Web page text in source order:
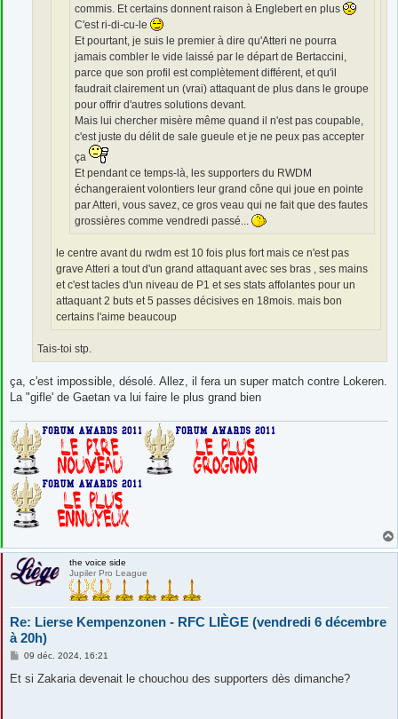
commis. Et certains donnent raison à Englebert en plus
C'est ri-di-cu-le
Et pourtant, je suis le premier à dire qu'Atteri ne pourra
jamais combler le vide laissé par le départ de Bertaccini,
parce que son profil est complètement différent, et qu'il
faudrait clairement un (vrai) attaquant de plus dans le groupe
pour offrir d'autres solutions devant.
Mais lui chercher misère même quand il n'est pas coupable,
c'est juste du délit de sale gueule et je ne peux pas accepter
ça
Et pendant ce temps-là, les supporters du RWDM
échangeraient volontiers leur grand cône qui joue en pointe
par Atteri, vous savez, ce gros veau qui ne fait que des fautes
grossières comme vendredi passé...
le centre avant du rwdm est 10 fois plus fort mais ce n'est pas
grave Atteri a tout d'un grand attaquant avec ses bras , ses mains
et c'est tacles d'un niveau de P1 et ses stats affolantes pour un
attaquant 2 buts et 5 passes décisives en 18mois. mais bon
certains l'aime beaucoup
Tais-toi stp.
ça, c'est impossible, désolé. Allez, il fera un super match contre Lokeren.
La "gifle' de Gaetan va lui faire le plus grand bien
the voice side
Jupiler Pro League
Re: Lierse Kempenzonen - RFC LIÈGE (vendredi 6 décembre
à 20h)
M
s
09 déc. 2024, 16:21
Et si Zakaria devenait le chouchou des supporters dès dimanche?